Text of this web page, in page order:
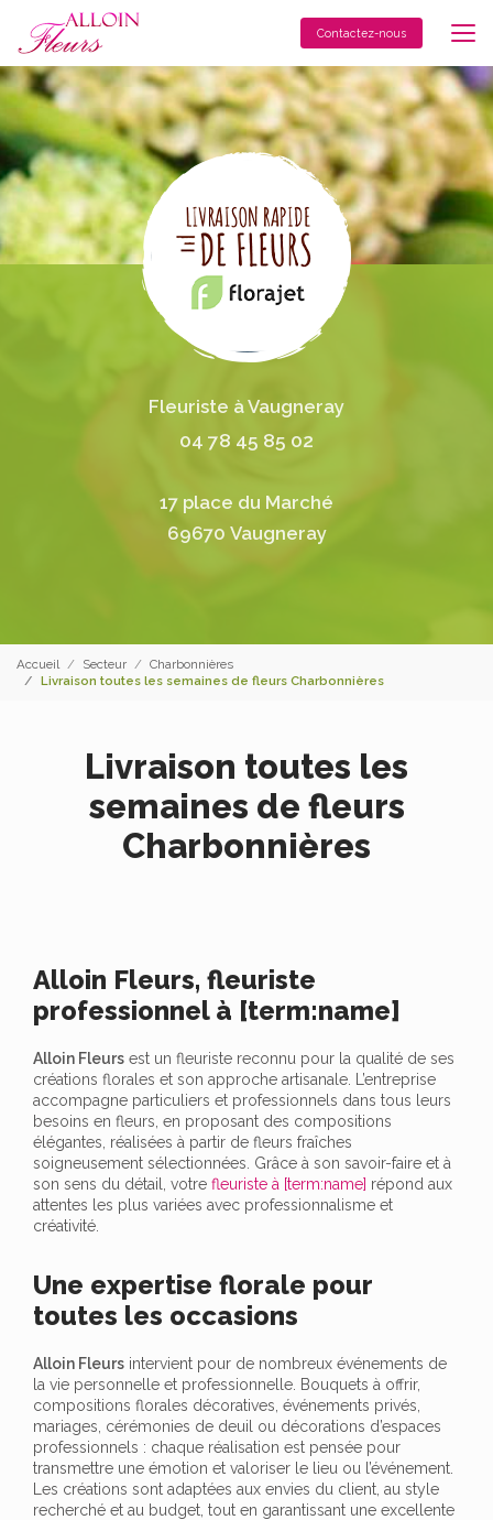
contenu
principal
Contactez-nous
Fleuriste à Vaugneray
04 78 45 85 02
17 place du Marché
69670 Vaugneray
Accueil Secteur
Charbonnières
Livraison toutes les semaines de fleurs Charbonnières
Livraison toutes les
semaines de fleurs
Charbonnières
Alloin Fleurs, fleuriste
professionnel à [term:name]
Alloin Fleurs est un fleuriste reconnu pour la qualité de ses
créations florales et son approche artisanale. L’entreprise
accompagne particuliers et professionnels dans tous leurs
besoins en fleurs, en proposant des compositions
élégantes, réalisées à partir de fleurs fraîches
soigneusement sélectionnées. Grâce à son savoir-faire et à
son sens du détail, votre fleuriste à [term:name] répond aux
attentes les plus variées avec professionnalisme et
créativité.
Une expertise florale pour
toutes les occasions
Alloin Fleurs intervient pour de nombreux événements de
la vie personnelle et professionnelle. Bouquets à offrir,
compositions florales décoratives, événements privés,
mariages, cérémonies de deuil ou décorations d’espaces
professionnels : chaque réalisation est pensée pour
transmettre une émotion et valoriser le lieu ou l’événement.
Les créations sont adaptées aux envies du client, au style
recherché et au budget, tout en garantissant une excellente